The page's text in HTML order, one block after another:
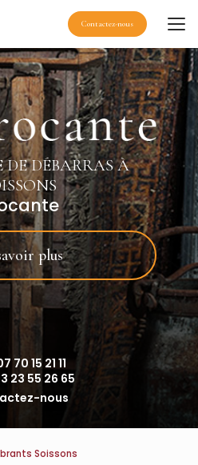
Contactez-nous
DE DÉBARRAS À
plus
70 15 21 11
23 55 26 65
nous
Soissons